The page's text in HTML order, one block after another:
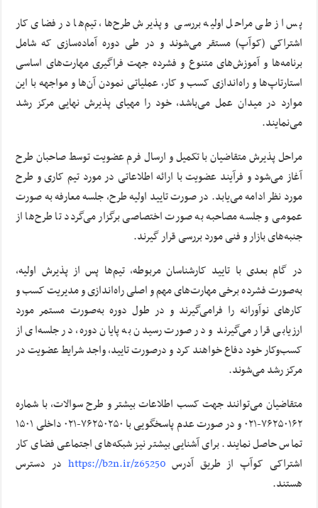
پس از طی مراحل اولیه بررسی و پذیرش طرح‌ها، تیم‌ها در فضای کار
اشتراکی (کوآپ) مستقر می‌شوند و در طی دوره‌ آماده‌سازی که شامل
برنامه‌ها و آموزش‌های متنوع و فشرده جهت فراگیری مهارت‌های اساسی
استارتاپ‌ها و راه‌اندازی کسب و کار، عملیاتی نمودن آن‌ها و مواجهه با این
موارد در میدان عمل می‌باشد، خود را مهیای پذیرش نهایی مرکز رشد
می‌نمایند.
مراحل پذیرش متقاضیان با تکمیل و ارسال فرم عضویت توسط صاحبان طرح
آغاز می‌شود و فرآیند عضویت با ارائه‌ اطلاعاتی در مورد تیم کاری و طرح
مورد نظر ادامه می‌یابد. در صورت تایید اولیه طرح، جلسه معارفه به صورت
عمومی و جلسه مصاحبه به صورت اختصاصی برگزار می‌گردد تا طرح‌ها از
جنبه‌های بازار و فنی مورد بررسی قرار گیرند.
در گام بعدی با تایید کارشناسان مربوطه، تیم‌ها پس از پذیرش اولیه،
به‌صورت فشرده برخی مهارت‌های مهم و اصلی راه‌اندازی و مدیریت کسب و
کارهای نوآورانه را فرامی‌گیرند و در طول دوره به‌صورت مستمر مورد
ارزیابی قرار می‌گیرند و در صورت رسیدن به پایان دوره، در جلسه‌ای از
کسب‌وکار خود دفاع خواهند کرد و درصورت تایید، واجد شرایط عضویت در
مرکز رشد می‌شوند.
متقاضیان می‌توانند جهت کسب اطلاعات بیشتر و طرح سوالات، با شماره
۷۶۲۵۰۱۶۲-۰۲۱ و در صورت عدم پاسخگویی با ۷۶۲۵۰۲۵۰-۰۲۱ داخلی ۱۵۰۱
تماس حاصل نمایند. برای آشنایی بیشتر نیز شبکه‌های اجتماعی فضای کار
اشتراکی کوآپ از طریق آدرس https://b2n.ir/z65250 در دسترس
هستند.